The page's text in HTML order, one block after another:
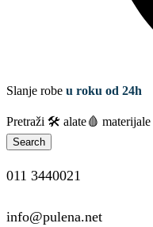
Slanje robe u roku od 24h
Pretraži 🛠️ alate🩸 materijale
Search
011 3440021
info@pulena.net